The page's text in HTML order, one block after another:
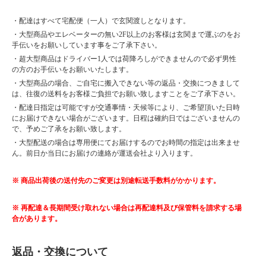
・配達はすべて宅配便（一人）で玄関渡しとなります。
・大型商品やエレベーターの無い2F以上のお客様は玄関まで運ぶのをお
手伝いをお願いしています事をご了承下さい。
・超大型商品はドライバー1人では荷降ろしができませんので必ず男性
の方のお手伝いをお願いいたします。
・大型商品の場合、ご自宅に搬入できない等の返品・交換につきまして
は、往復の送料をお客様ご負担でお願い致しますことをご了承下さい。
・配達日指定は可能ですが交通事情・天候等により、ご希望頂いた日時
にお届けできない場合がございます。日程は確約日ではございませんの
で、予めご了承をお願い致します。
・大型配送の場合は専用便にてお届けするのでお時間の指定は出来ませ
ん。前日か当日にお届けの連絡が運送会社より入ります。
※ 商品出荷後の送付先のご変更は別途転送手数料がかかります。
※ 再配達＆長期間受け取れない場合は再配達料及び保管料を請求する場
合があります。
返品・交換について